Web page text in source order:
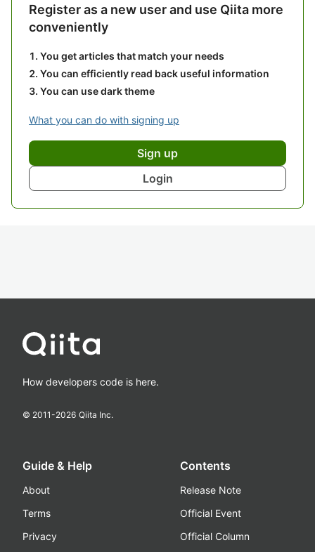
Register as a new user and use Qiita more
conveniently
You get articles that match your needs
You can efficiently read back useful information
You can use dark theme
What you can do with signing up
Sign up
Login
How developers code is here.
© 2011-2026 Qiita Inc.
Guide & Help
About
Terms
Privacy
Contents
Release Note
Official Event
Official Column